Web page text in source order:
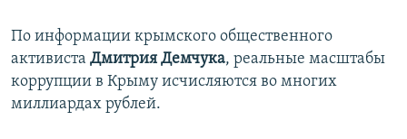
По информации крымского общественного
активиста Дмитрия Демчука, реальные масштабы
коррупции в Крыму исчисляются во многих
миллиардах рублей.